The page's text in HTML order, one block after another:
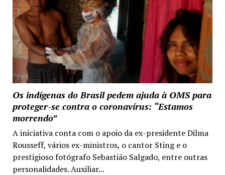
Os indígenas do Brasil pedem ajuda à OMS para
proteger-se contra o coronavírus: “Estamos
morrendo”
A iniciativa conta com o apoio da ex-presidente Dilma
Rousseff, vários ex-ministros, o cantor Sting e o
prestigioso fotógrafo Sebastião Salgado, entre outras
personalidades. Auxiliar...